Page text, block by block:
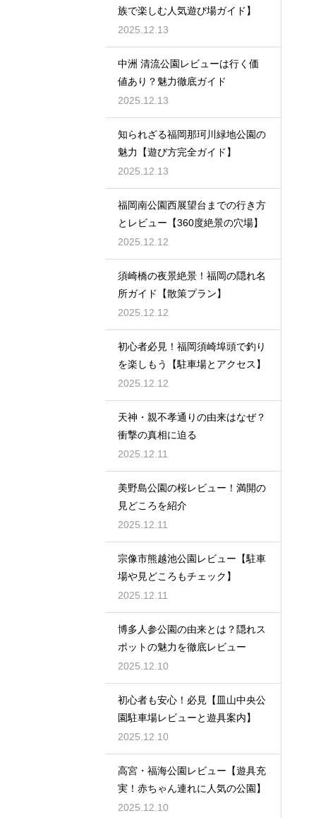
族で楽しむ人気遊び場ガイド】
2025.12.13
中洲 清流公園レビューは行く価
値あり？魅力徹底ガイド
2025.12.13
知られざる福岡那珂川緑地公園の
魅力【遊び方完全ガイド】
2025.12.13
福岡南公園西展望台までの行き方
とレビュー【360度絶景の穴場】
2025.12.12
須崎橋の夜景絶景！福岡の隠れ名
所ガイド【散策プラン】
2025.12.12
初心者必見！福岡須崎埠頭で釣り
を楽しもう【駐車場とアクセス】
2025.12.12
天神・親不孝通りの由来はなぜ？
衝撃の真相に迫る
2025.12.11
美野島公園の桜レビュー！満開の
見どころを紹介
2025.12.11
宗像市熊越池公園レビュー【駐車
場や見どころもチェック】
2025.12.11
博多人参公園の由来とは？隠れス
ポットの魅力を徹底レビュー
2025.12.10
初心者も安心！必見【皿山中央公
園駐車場レビューと遊具案内】
2025.12.10
高宮・福海公園レビュー【遊具充
実！赤ちゃん連れに人気の公園】
2025.12.10